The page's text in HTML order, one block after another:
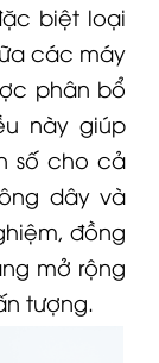
biệt loại
các máy
phân bổ
này giúp
số cho cả
dây và
đồng
mở rộng
tượng.